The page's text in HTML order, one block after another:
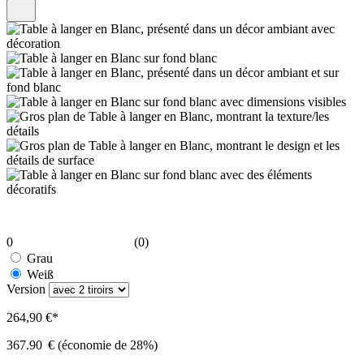
0
(0)
Grau
Weiß
Version
264,90 €*
367.90 € (économie de 28%)